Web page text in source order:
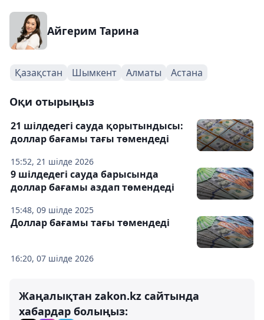
Айгерим Тарина
Қазақстан Шымкент Алматы Астана
Оқи отырыңыз
15:52, 21 шілде 2026
21 шілдедегі сауда қорытындысы:
доллар бағамы тағы төмендеді
15:48, 09 шілде 2025
9 шілдедегі сауда барысында
доллар бағамы аздап төмендеді
16:20, 07 шілде 2026
Доллар бағамы тағы төмендеді
Жаңалықтан zakon.kz сайтында
хабардар болыңыз: